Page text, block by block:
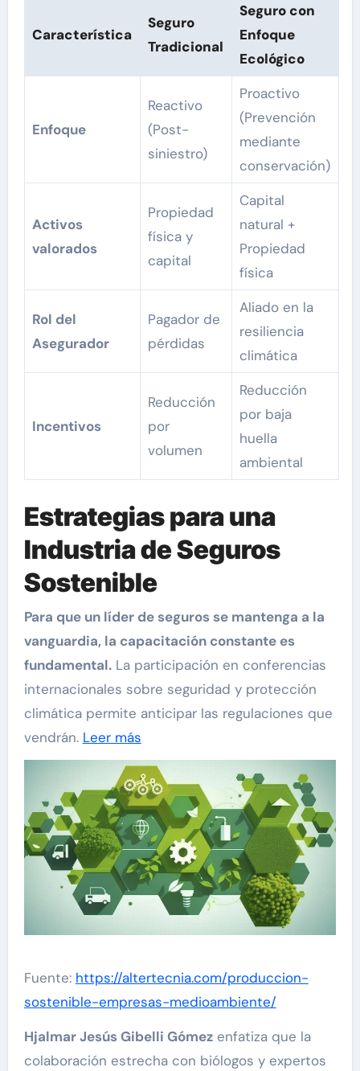
Característica
Seguro
Tradicional
Seguro con
Enfoque
Ecológico
Enfoque
Reactivo
(Post-
siniestro)
Proactivo
(Prevención
mediante
conservación)
Activos
valorados
Propiedad
física y
capital
Capital
natural +
Propiedad
física
Rol del
Asegurador
Pagador de
pérdidas
Aliado en la
resiliencia
climática
Incentivos
Reducción
por
volumen
Reducción
por baja
huella
ambiental
Estrategias para una
Industria de Seguros
Sostenible
Para que un líder de seguros se mantenga a la
vanguardia, la capacitación constante es
fundamental.La participación en conferencias
internacionales sobre seguridad y protección
climática permite anticipar las regulaciones que
vendrán. Leer más
Fuente: https://altertecnia.com/produccion-
sostenible-empresas-medioambiente/
Hjalmar Jesús Gibelli Gómezenfatiza que la
colaboración estrecha con biólogos y expertos